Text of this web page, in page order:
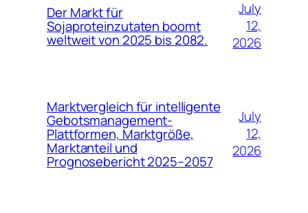
Der Markt für
Sojaproteinzutaten boomt
weltweit von 2025 bis 2082.
July
12,
2026
Marktvergleich für intelligente
Gebotsmanagement-
Plattformen, Marktgröße,
Marktanteil und
Prognosebericht 2025–2057
July
12,
2026